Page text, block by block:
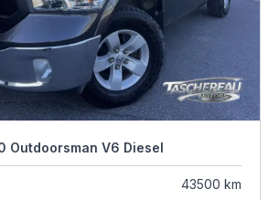
Outdoorsman V6 Diesel
43500 km